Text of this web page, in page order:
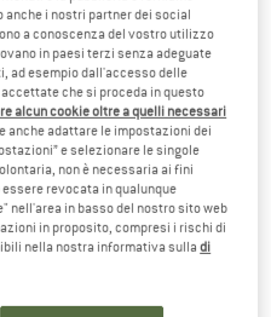
22%
PATAGONIA
Camicia
anche i nostri partner dei social
a conoscenza del vostro utilizzo
in paesi terzi senza adeguate
ad esempio dall'accesso delle
che si proceda in questo
alcun cookie oltre a quelli necessari
anche adattare le impostazioni dei
e selezionare le singole
non è necessaria ai fini
revocata in qualunque
nell'area in basso del nostro sito web
in proposito, compresi i rischi di
nella nostra informativa sulladi